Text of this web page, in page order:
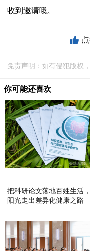
收到邀请哦。
免责声明：如有侵犯版权
你可能还喜欢
把科研论文落地百姓生活
阳光走出差异化健康之路